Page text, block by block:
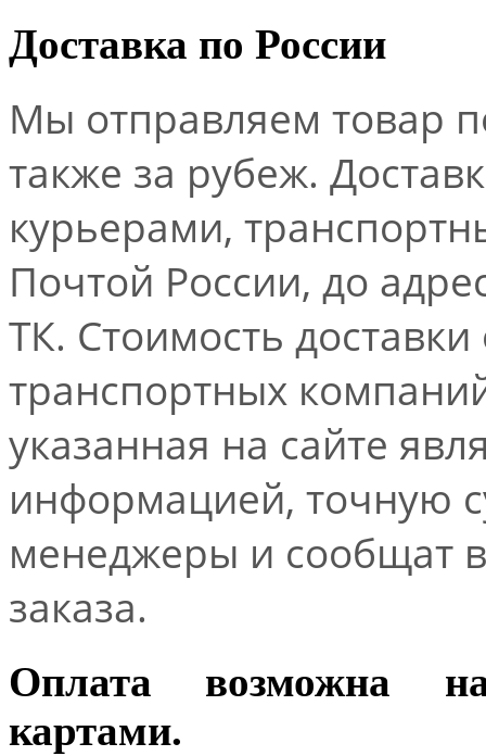
Доставка по России
Мы отправляем товар
также за рубеж.
курьерами,
Почтой России, до
ТК. Стоимость
транспортных
указанная на сайте
информацией, точную
менеджеры и сообщат
заказа.
Оплата возможна
картами.